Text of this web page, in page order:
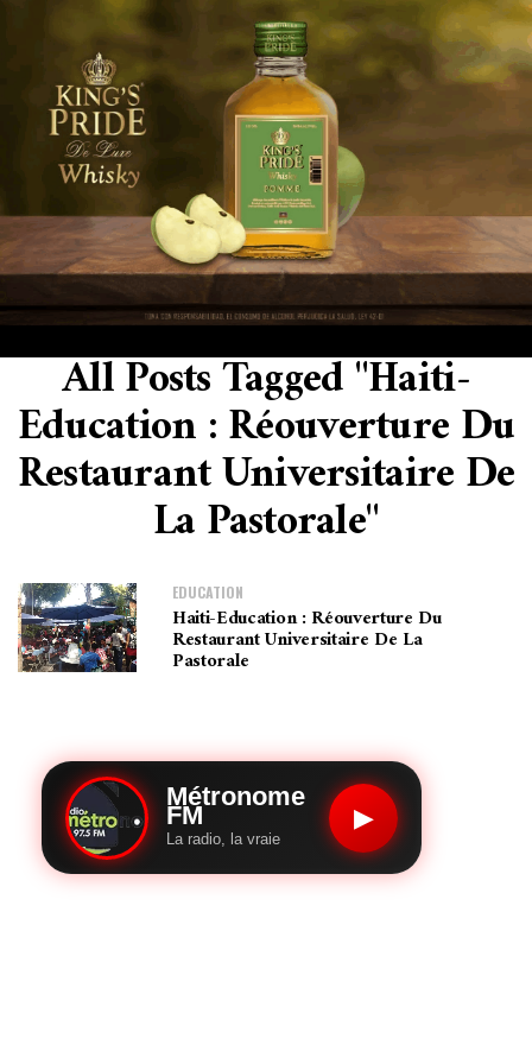
All Posts Tagged "Haiti-
Education : Réouverture Du
Restaurant Universitaire De
La Pastorale"
EDUCATION
Haiti-Education : Réouverture Du
Restaurant Universitaire De La
Pastorale
Métronome
FM
La radio, la vraie
▶